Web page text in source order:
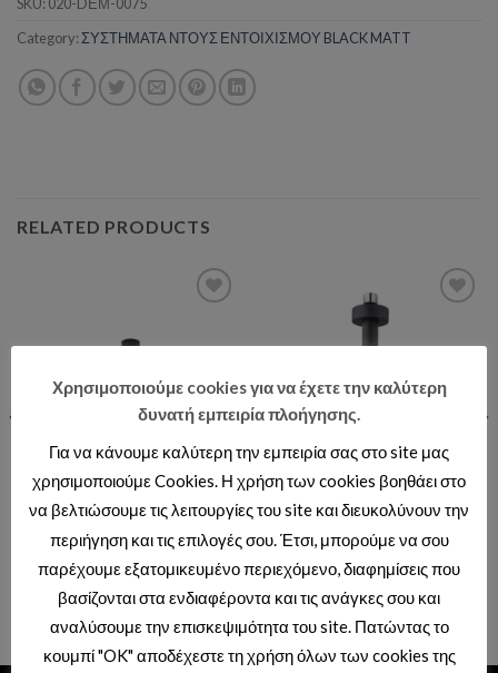
Category: ΣΥΣΤΗΜΑΤΑ ΝΤΟΥΣ ΕΝΤΟΙΧΙΣΜΟΥ BLACK MATT
RELATED PRODUCTS
Add to wishlist
ΣΥΣΤΗΜΑΤΑ ΝΤΟΥΣ ΕΝΤΟΙΧΙΣΜΟΥ BLACK MATT
SH2020N ΚΕΦΑΛΗ
ΤΕΤΡΑΓΩΝΗ BLACK MATT
20x20cm
Τιμές διαθέσιμες μόνο με κωδικό
επαγγελματιών.
Add to wishlist
ΣΤΡΟΓΓΥΛΟΣ ΚΑΘΕΤΟΣ 15cm
BLACK MATT (6668Ν)
Τιμές διαθέσιμες μόνο με κωδικό
επαγγελματιών.
Χρησιμοποιούμε cookies για να έχετε την καλύτερη
δυνατή εμπειρία πλοήγησης.
Για να κάνουμε καλύτερη την εμπειρία σας στο site μας
χρησιμοποιούμε Cookies. Η χρήση των cookies βοηθάει στο
να βελτιώσουμε τις λειτουργίες του site και διευκολύνουν την
περιήγηση και τις επιλογές σου. Έτσι, μπορούμε να σου
παρέχουμε εξατομικευμένο περιεχόμενο, διαφημίσεις που
βασίζονται στα ενδιαφέροντα και τις ανάγκες σου και
αναλύσουμε την επισκεψιμότητα του site. Πατώντας το
κουμπί "OK" αποδέχεστε τη χρήση όλων των cookies της